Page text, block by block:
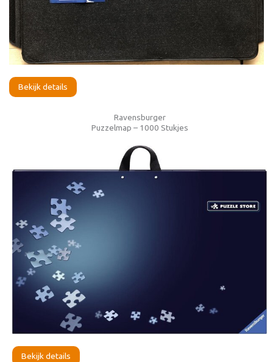
Bekijk details
Ravensburger
Puzzelmap – 1000 Stukjes
Bekijk details